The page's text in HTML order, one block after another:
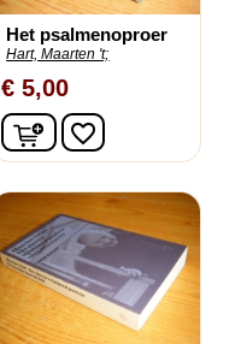
Het psalmenoproer
Hart, Maarten 't;
€ 5,00
In winkelwagen
favorite_border